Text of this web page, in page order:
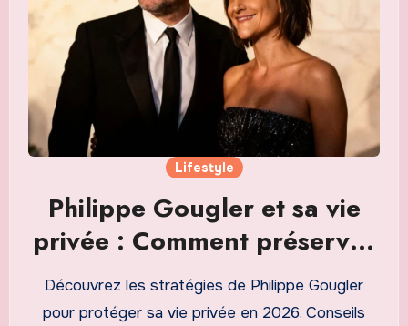
Lifestyle
Philippe Gougler et sa vie
privée : Comment préserver
son intimité dans un monde
hyperconnecté ?
Découvrez les stratégies de Philippe Gougler
pour protéger sa vie privée en 2026. Conseils